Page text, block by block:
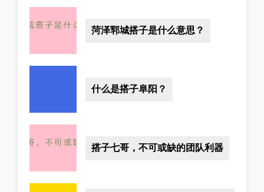
菏泽郓城搭子是什么意思？
什么是搭子阜阳？
搭子七哥，不可或缺的团队利器